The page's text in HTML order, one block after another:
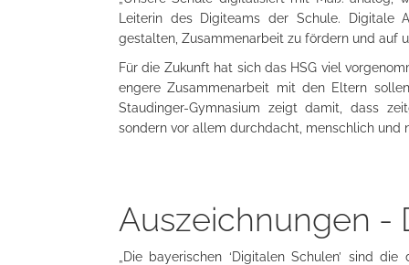
Leiterin des Digiteams der Schule. Digitale
gestalten, Zusammenarbeit zu fördern und auf
Für die Zukunft hat sich das HSG viel
engere Zusammenarbeit mit den Eltern
Staudinger-Gymnasium zeigt damit, dass
sondern vor allem durchdacht, menschlich und
Auszeichnungen -
„Die bayerischen ‘Digitalen Schulen’ sind